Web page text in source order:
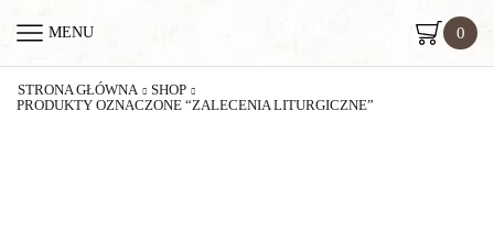
MENU 0
STRONA GŁÓWNA
SHOP
PRODUKTY OZNACZONE “ZALECENIA LITURGICZNE”